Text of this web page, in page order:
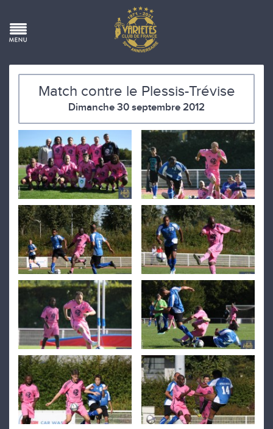
Match contre le Plessis-Trévise
Dimanche 30 septembre 2012